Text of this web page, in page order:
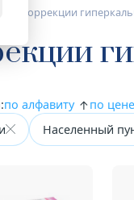
для коррекции
по алфавиту
по цене
Населенный